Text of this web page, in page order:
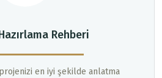
Rehberi
en iyi şekilde anlatma